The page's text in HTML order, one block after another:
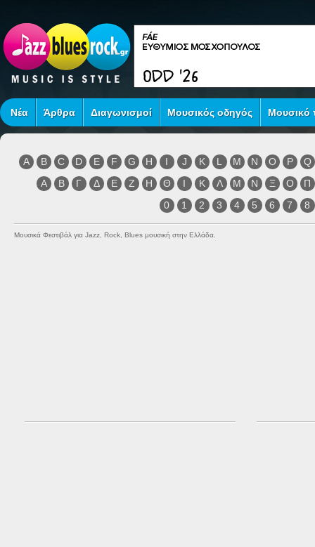
Νέα Άρθρα Διαγωνισμοί Μουσικός οδηγός Μουσικό
A B C D E F G H I J K L M N O P
Q
Α
Β Γ Δ Ε Ζ Η Θ Ι Κ Λ Μ Ν Ξ Ο
Π
0
1 2 3 4 5 6 7 8
Μουσικά Φεστιβάλ για Jazz, Rock, Blues μουσική στην Ελλάδα.